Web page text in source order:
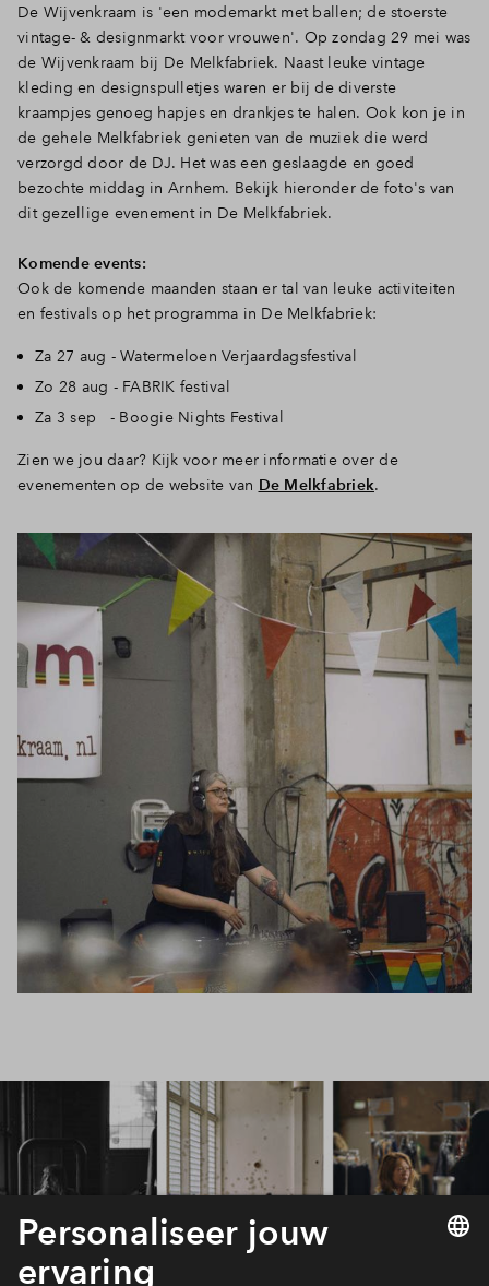
Inloggen
De Wijvenkraam is 'een modemarkt met ballen; de stoerste
vintage- & designmarkt voor vrouwen'. Op zondag 29 mei was
de Wijvenkraam bij De Melkfabriek. Naast leuke vintage
kleding en designspulletjes waren er bij de diverste
kraampjes genoeg hapjes en drankjes te halen. Ook kon je in
de gehele Melkfabriek genieten van de muziek die werd
verzorgd door de DJ. Het was een geslaagde en goed
bezochte middag in Arnhem. Bekijk hieronder de foto's van
dit gezellige evenement in De Melkfabriek.
Komende events:
Ook de komende maanden staan er tal van leuke activiteiten
en festivals op het programma in De Melkfabriek:
Za 27 aug - Watermeloen Verjaardagsfestival
Zo 28 aug - FABRIK festival
Za 3 sep - Boogie Nights Festival
Zien we jou daar? Kijk voor meer informatie over de
evenementen op de website van De Melkfabriek.